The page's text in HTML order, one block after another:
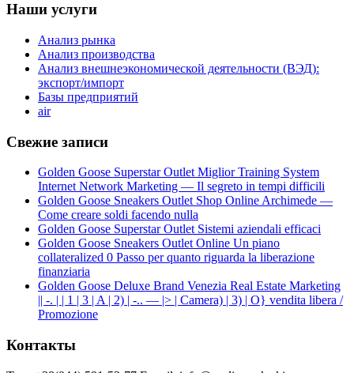
Наши услуги
Анализ рынка
Анализ производства
Анализ внешнеэкономической деятельности (ВЭД):
экспорт/импорт
Базы предприятий
air
Свежие записи
Golden Goose Superstar Outlet Miglior Training System
Internet Network Marketing — Il segreto in tempi difficili
Golden Goose Sneakers Outlet Shop Online Archimede —
Come creare soldi facendo nulla
Golden Goose Superstar Outlet Sistemi aziendali efficaci
Golden Goose Sneakers Outlet Online Un piano
collateralized 0 Passo per quanto riguarda la liberazione
finanziaria
Golden Goose Deluxe Brand Venezia Real Estate Marketing
|| -. | | 1 | 3 | A | 2) | -.. — |> | Camera) | 3) | O} vendita libera /
Promozione
Контакты